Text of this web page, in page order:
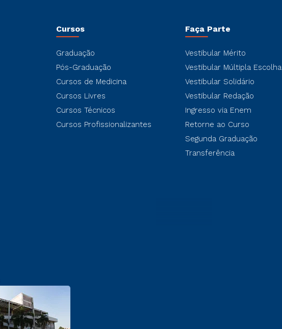
Cursos
Graduação
Pós-Graduação
Cursos de Medicina
Cursos Livres
Cursos Técnicos
Cursos Profissionalizantes
Faça Parte
Vestibular Mérito
Vestibular Múltipla Escolha
Vestibular Solidário
Vestibular Redação
Ingresso via Enem
Retorne ao Curso
Segunda Graduação
Transferência